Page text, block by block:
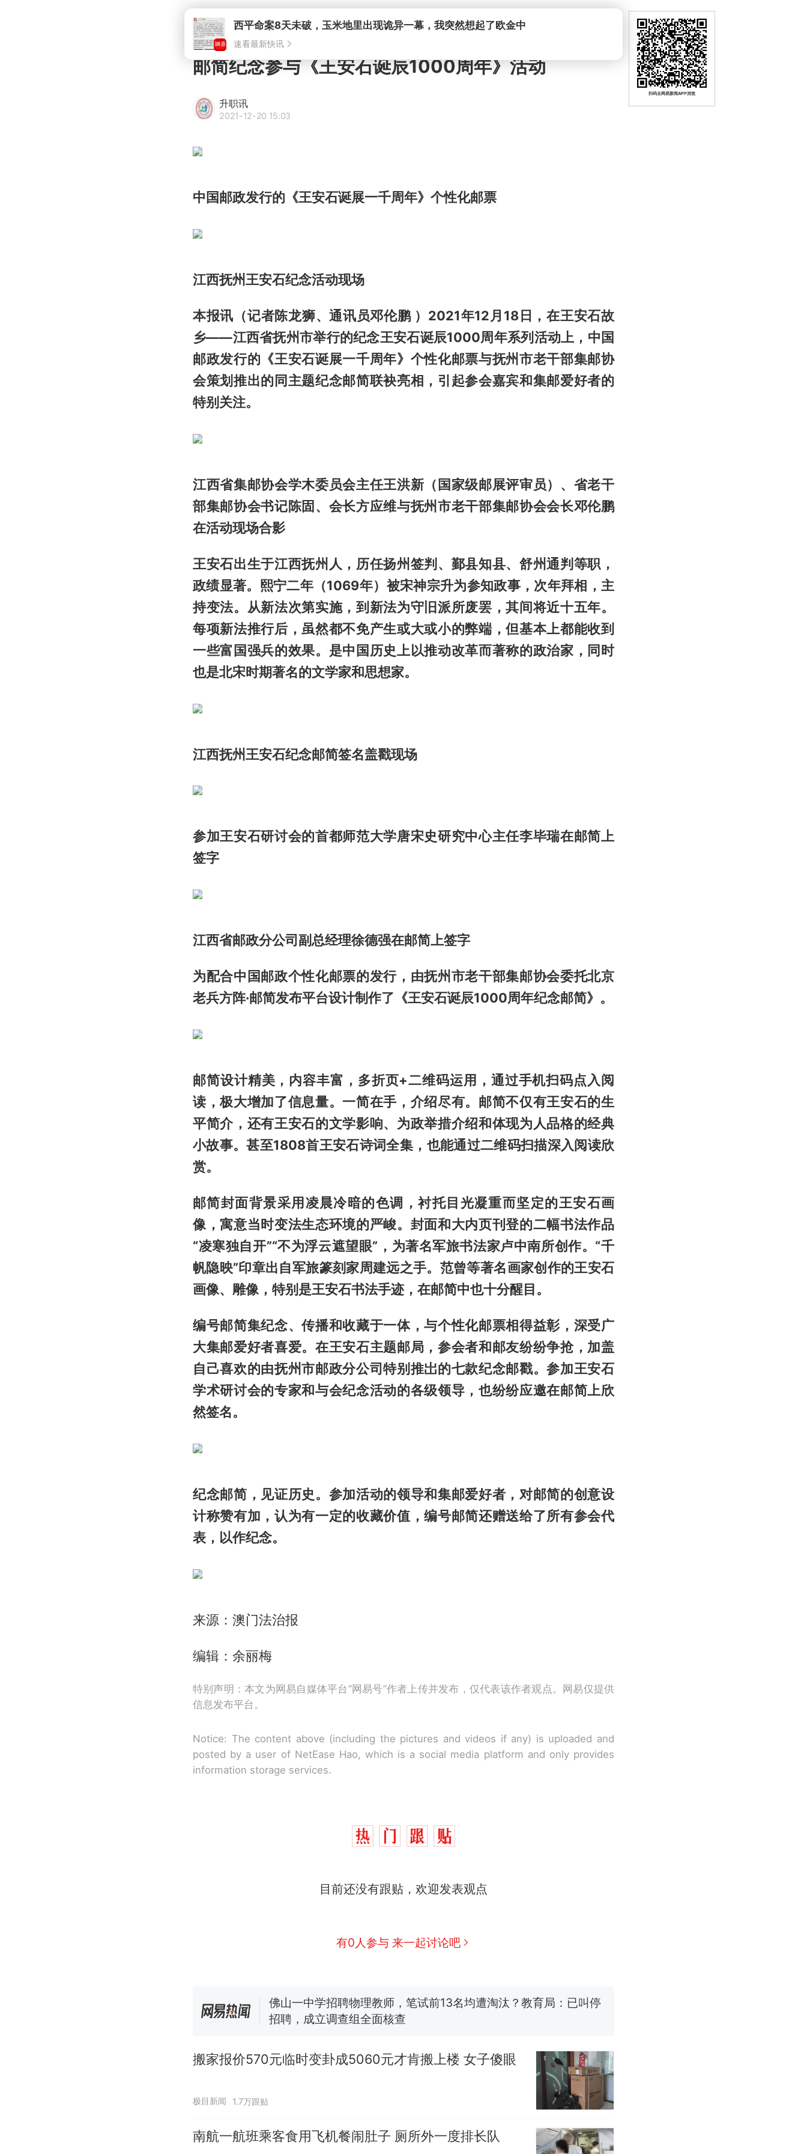
西平命案8天未破，玉米地里出现诡异一幕，我突然想起了欧金中
速看最新快讯
邮简纪念参与《王安石诞辰1000周年》活动
升职讯
2021-12-20 15:03
中国邮政发行的《王安石诞展一千周年》个性化邮票
江西抚州王安石纪念活动现场
本报讯（记者陈龙狮、通讯员邓伦鹏 ）2021年12月18日，在王安石故
乡——江西省抚州市举行的纪念王安石诞辰1000周年系列活动上，中国
邮政发行的《王安石诞展一千周年》个性化邮票与抚州市老干部集邮协
会策划推出的同主题纪念邮简联袂亮相，引起参会嘉宾和集邮爱好者的
特别关注。
江西省集邮协会学木委员会主任王洪新（国家级邮展评审员）、省老干
部集邮协会书记陈固、会长方应维与抚州市老干部集邮协会会长邓伦鹏
在活动现场合影
王安石出生于江西抚州人，历任扬州签判、 鄞县知县、舒州通判等职，
政绩显著。 熙宁二年（1069年）被宋神宗升为参知政事 ，次年拜相，主
持变法。从新法次第实施，到新法为守旧派所废罢，其间将近十五年。
每项新法推行后，虽然都不免产生或大或小的弊端，但基本上都能收到
一些富国强兵的效果。是中国历史上以推动改革而著称的政治家，同时
也是北宋时期著名的文学家和思想家。
江西抚州王安石纪念邮简签名盖戳现场
参加王安石研讨会的首都师范大学唐宋史研究中心主任李毕瑞在邮简上
签字
江西省邮政分公司副总经理徐德强在邮简上签字
为配合中国邮政个性化邮票的发行，由抚州市老干部集邮协会委托北京
老兵方阵·邮简发布平台设计制作了《王安石诞辰1000周年纪念邮简》。
邮简设计精美，内容丰富，多折页+二维码运用，通过手机扫码点入阅
读，极大增加了信息量。一简在手，介绍尽有。邮简不仅有王安石的生
平简介，还有王安石的文学影响、为政举措介绍和体现为人品格的经典
小故事。甚至1808首王安石诗词全集，也能通过二维码扫描深入阅读欣
赏。
邮简封面背景采用凌晨冷暗的色调，衬托目光凝重而坚定的王安石画
像，寓意当时变法生态环境的严峻。封面和大内页刊登的二幅书法作品
“凌寒独自开”“不为浮云遮望眼”，为著名军旅书法家卢中南所创作。“千
帆隐映”印章出自军旅篆刻家周建远之手。范曾等著名画家创作的王安石
画像、雕像，特别是王安石书法手迹，在邮简中也十分醒目。
编号邮简集纪念、传播和收藏于一体，与个性化邮票相得益彰，深受广
大集邮爱好者喜爱。在王安石主题邮局，参会者和邮友纷纷争抢，加盖
自己喜欢的由抚州市邮政分公司特别推岀的七款纪念邮戳。参加王安石
学术研讨会的专家和与会纪念活动的各级领导，也纷纷应邀在邮简上欣
然签名。
纪念邮简，见证历史。参加活动的领导和集邮爱好者，对邮简的创意设
计称赞有加，认为有一定的收藏价值，编号邮简还赠送给了所有参会代
表，以作纪念。
来源：澳门法治报
编辑：余丽梅
特别声明：本文为网易自媒体平台“网易号”作者上传并发布，仅代表该作者观点。网易仅提供
信息发布平台。
Notice: The content above (including the pictures and videos if any) is uploaded and
posted by a user of NetEase Hao, which is a social media platform and only provides
information storage services.
目前还没有跟贴，欢迎发表观点
有0人参与 来一起讨论吧
那个在床头放菜刀的女孩，因老师一句“跟我回家”改写了人生
佛山一中学招聘物理教师，笔试前13名均遭淘汰？教育局：已叫停
招聘，成立调查组全面核查
南航一航班疑向乘客发放西梅汁，致多名乘客在飞行途中排队上厕
会发放西梅汁
热 那个在床头放菜刀的女孩，因老师一句“跟我回家”改写了人生
搬家报价570元临时变卦成5060元才肯搬上楼 女子傻眼
极目新闻 1.7万跟贴
南航一航班乘客食用飞机餐闹肚子 厕所外一度排长队
扫码去网易新闻APP浏览